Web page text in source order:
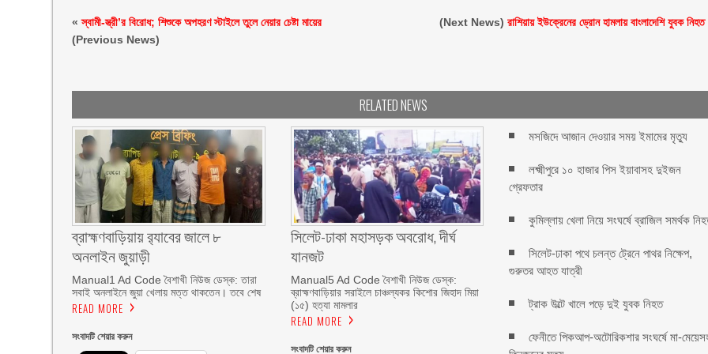
«স্বামী-স্ত্রী’র বিরোধ; শিশুকে অপহরণ স্টাইলে তুলে নেয়ার চেষ্টা মায়ের
(Previous News)
(Next News)রাশিয়ায় ইউক্রেনের ড্রোন হামলায় বাংলাদেশি যুবক নিহত
RELATED NEWS
ব্রাহ্মণবাড়িয়ায় র‌্যাবের জালে ৮
অনলাইন জুয়াড়ী
Manual1 Ad Code বৈশাখী নিউজ ডেস্ক: তারা
সবাই অনলাইনে জুয়া খেলায় মত্ত থাকতেন। তবে শেষ
READ MORE
সংবাদটি শেয়ার করুন
সিলেট-ঢাকা মহাসড়ক অবরোধ, দীর্ঘ
যানজট
Manual5 Ad Code বৈশাখী নিউজ ডেস্ক:
ব্রাহ্মণবাড়িয়ার সরাইলে চাঞ্চল্যকর কিশোর জিহাদ মিয়া
(১৫) হত্যা মামলার
READ MORE
সংবাদটি শেয়ার করুন
মসজিদে আজান দেওয়ার সময় ইমামের মৃত্যু
লক্ষ্মীপুরে ১০ হাজার পিস ইয়াবাসহ দুইজন
গ্রেফতার
কুমিল্লায় খেলা নিয়ে সংঘর্ষে ব্রাজিল সমর্থক
সিলেট-ঢাকা পথে চলন্ত ট্রেনে পাথর নিক্ষেপ,
গুরুতর আহত যাত্রী
ট্রাক উল্টে খালে পড়ে দুই যুবক নিহত
ফেনীতে পিকআপ-অটোরিকশার সংঘর্ষে মা-